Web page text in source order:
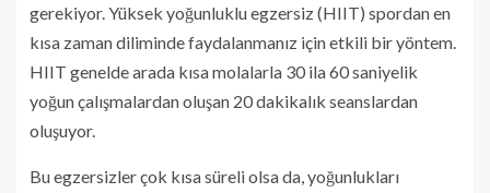
gerekiyor. Yüksek yoğunluklu egzersiz (HIIT) spordan en
kısa zaman diliminde faydalanmanız için etkili bir yöntem.
HIIT genelde arada kısa molalarla 30 ila 60 saniyelik
yoğun çalışmalardan oluşan 20 dakikalık seanslardan
oluşuyor.
Bu egzersizler çok kısa süreli olsa da, yoğunlukları